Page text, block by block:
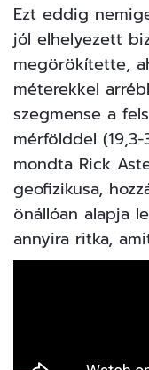
Ezt eddig
jól elhelyezett
megörökítette,
méterekkel
szegmense a
mérfölddel
mondta Rick
geofizikusa,
önállóan alapja
annyira ritka,